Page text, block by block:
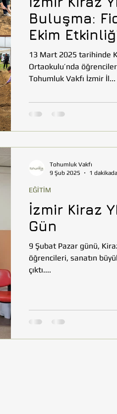
Buluşma:
Ekim
13 Mart 2025 tarihinde
Ortaokulu’nda
Tohumluk Vakfı İzmir İl...
İzmir Kiraz
Gün
9 Şubat Pazar günü,
öğrencileri, sanatın
çıktı....
EĞİTİM
Tohumluk Vakfı
9 Şub 2025
1